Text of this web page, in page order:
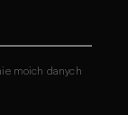
moich danych